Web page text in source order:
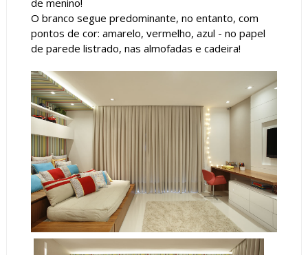
O branco segue predominante, no entanto, com
pontos de cor: amarelo, vermelho, azul - no papel
de parede listrado, nas almofadas e cadeira!